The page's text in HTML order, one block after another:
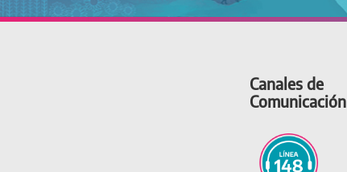
Canales de
Comunicación